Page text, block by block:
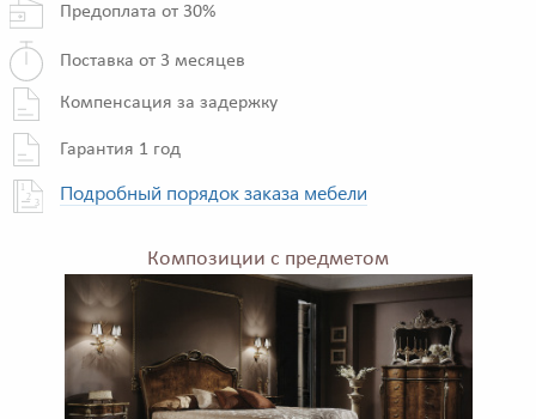
Предоплата от 30%
Поставка от 3 месяцев
Компенсация за задержку
Гарантия 1 год
Подробный порядок заказа мебели
Композиции с предметом